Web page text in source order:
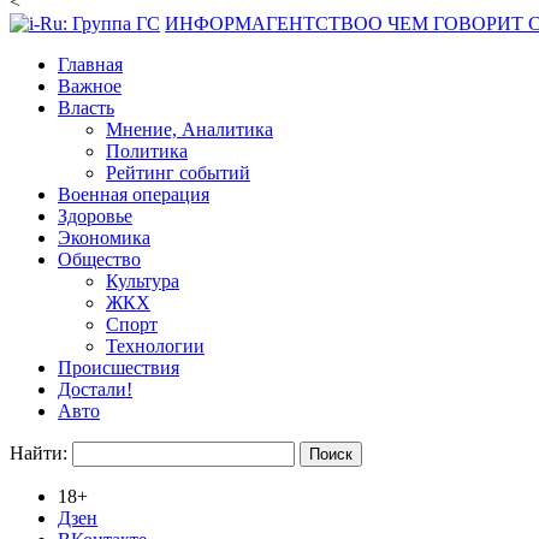
ИНФОРМАГЕНТСТВОО ЧЕМ ГОВОРИТ
Главная
Важное
Власть
Мнение, Аналитика
Политика
Рейтинг событий
Военная операция
Здоровье
Экономика
Общество
Культура
ЖКХ
Спорт
Технологии
Происшествия
Достали!
Авто
Найти:
18+
Дзен